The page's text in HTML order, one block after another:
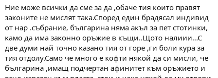
Ние може всички да сме за да ,обаче тия които правят
законите не мислят така.Според един брадясал индивид
от нар .събрание, българина няма акъл за пет стотинки,
камо да има законно оръжие в къщи..Щото налиии...С
две думи най точно казано тия от горе ,ги боли кура за
тия отдолу.Само че много е кофти някой да си мисли, че
българина ,имащ подчертан афинитет към оръжието и